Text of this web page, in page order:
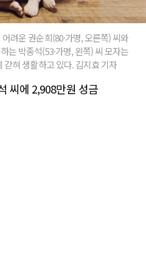
려운 권순희(80·가명, 오른쪽) 씨와
는 박종석(53·가명, 왼쪽) 씨 모자는
혀 생활하고 있다. 김지효 기자
씨에 2,908만원 성금